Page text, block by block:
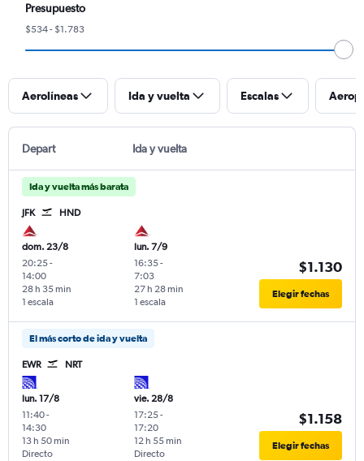
Presupuesto
$534 - $1.783
Aerolíneas Ida y vuelta Escalas
Depart Ida y vuelta
Ida y vuelta más barata
JFK HND
dom. 23/8
20:25-
14:00
1 escala
28 h 35 min
lun. 7/9
16:35-
7:03
1 escala
27 h 28 min
$1.130
Elegir fechas
El más corto de ida y vuelta
EWR NRT
lun. 17/8
11:40-
14:30
Directo
13 h 50 min
vie. 28/8
17:25-
17:20
Directo
12 h 55 min
$1.158
Elegir fechas